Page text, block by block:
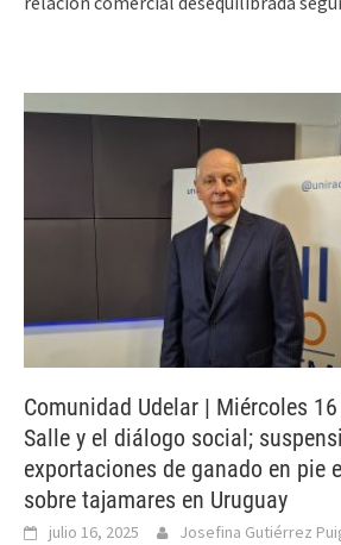
Comunidad Udelar | Miércoles
Salle y el diálogo social;
exportaciones de ganado en pie
sobre tajamares en Uruguay
julio 16, 2025 Josefina Gutiérrez